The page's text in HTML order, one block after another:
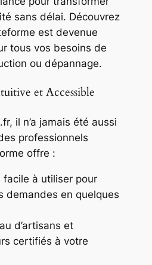
sans délai. Découvrez
est devenue
tous vos besoins de
ou dépannage.
et Accessible
il n’a jamais été aussi
professionnels
offre :
à utiliser pour
demandes en quelques
d’artisans et
certifiés à votre